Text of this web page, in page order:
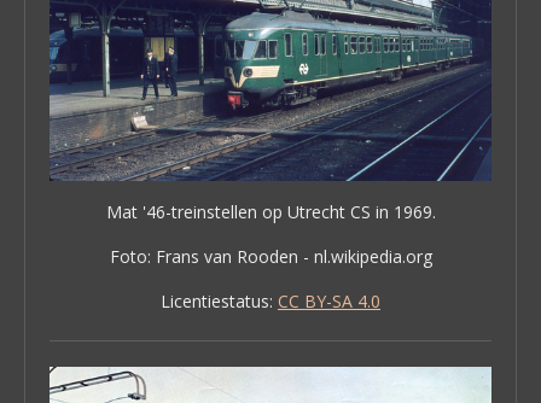
Mat '46-treinstellen op Utrecht CS in 1969.
Foto: Frans van Rooden - nl.wikipedia.org
Licentiestatus: CC BY-SA 4.0